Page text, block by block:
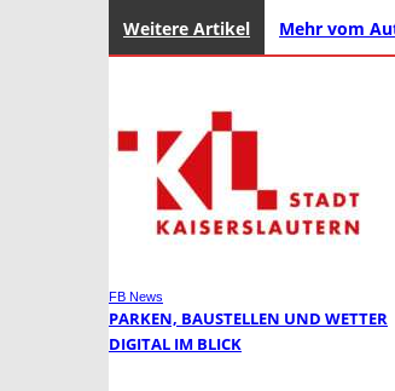
Weitere Artikel Mehr vom
FB News
PARKEN, BAUSTELLEN UND WETTER
DIGITAL IM BLICK